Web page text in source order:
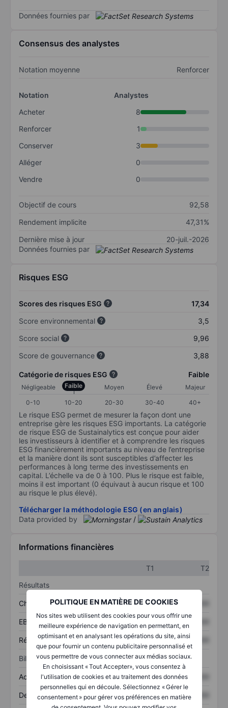
POLITIQUE EN MATIÈRE DE COOKIES
Nos sites web utilisent des cookies pour vous offrir une
meilleure expérience de navigation en permettant, en
optimisant et en analysant les opérations du site, ainsi
que pour fournir un contenu publicitaire personnalisé et
vous permettre de vous connecter aux médias sociaux.
En choisissant « Tout Accepter», vous consentez à
l'utilisation de cookies et au traitement des données
personnelles qui en découle. Sélectionnez « Gérer le
consentement » pour gérer vos préférences en matière
Données fournies par
Consensus des analystes
Notation moyenne Renforcer
Notation
Analystes
Acheter
8
Renforcer
1
Conserver
3
Alléger
0
Vendre
0
Objectif de cours
92,58
Rendement implicite
47,31%
Dernière mise à jour
20-juil.-2026
Données fournies par
Risques ESG
Scores des risques ESG
17,34
Score environnemental
3,5
Score social
9,96
Score de gouvernance
3,88
Catégorie de risques ESG Faible
Négligeable Faible Moyen Élevé
Majeur
0-10
10-20 20-30 30-40 40+
Le risque ESG permet de mesurer la façon dont une
entreprise gère les risques ESG importants. La catégorie
de risque ESG de Sustainalytics est conçue pour aider
les investisseurs à identifier et à comprendre les risques
ESG financièrement importants au niveau de l’entreprise
et la manière dont ils sont susceptibles d’affecter les
performances à long terme des investissements en
capital. L’échelle va de 0 à 100. Plus le risque est faible,
moins il est important (0 équivaut à aucun risque et 100
au risque le plus élevé).
Télécharger la méthodologie ESG (en anglais)
Data provided by
/
Informations financières
T1
T2
Résultats
Chiffre d’affaires XXXXXXX XXXXXXX
EBITDA XXXXXXX
Résultat net XXXXXXX XXXXXXX
Bilan
Actifs totaux XXXXXXX XXXXXXX
Dette totale XXXXXXX XXXXXXX